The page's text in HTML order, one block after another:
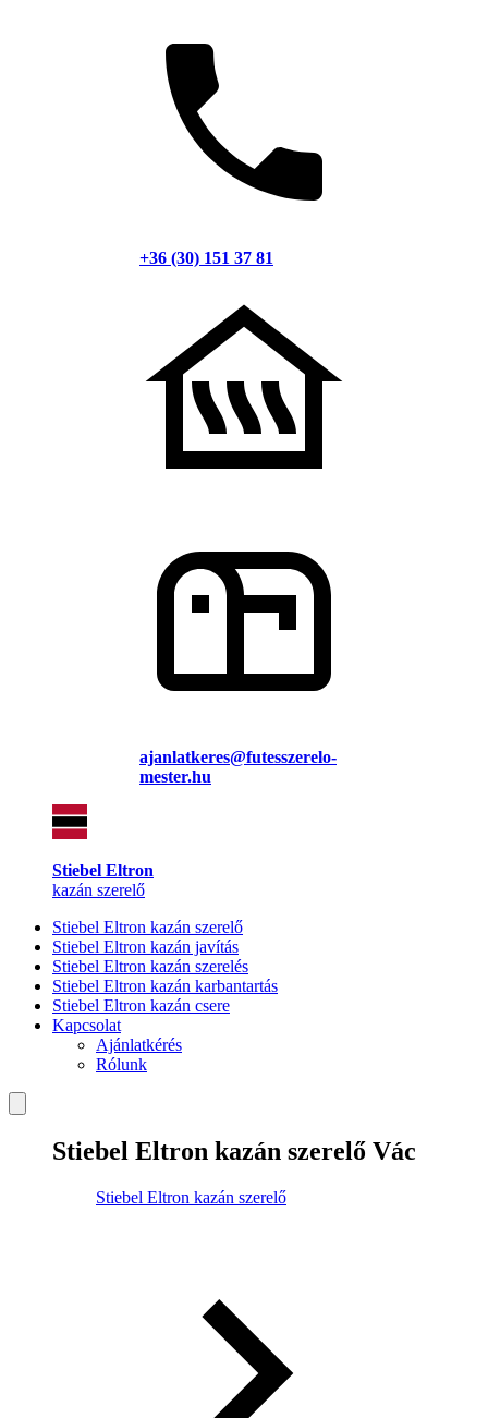
+36 (30) 151 37 81
ajanlatkeres@futesszerelo-
mester.hu
Stiebel Eltron
kazán szerelő
Stiebel Eltron kazán szerelő
Stiebel Eltron kazán javítás
Stiebel Eltron kazán szerelés
Stiebel Eltron kazán karbantartás
Stiebel Eltron kazán csere
Kapcsolat
Ajánlatkérés
Rólunk
Stiebel Eltron kazán szerelő Vác
Stiebel Eltron kazán szerelő